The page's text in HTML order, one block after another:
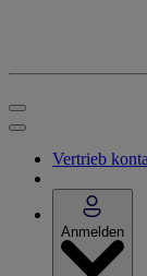
Vertrieb
Anmelden